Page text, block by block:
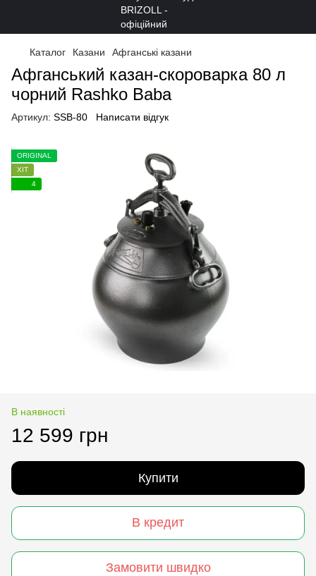
Каталог Казани Афганські казани
Афганський казан-скороварка 80 л
чорний Rashko Baba
Артикул: SSB-80 Написати відгук
ORIGINAL
ХІТ
4
В наявності
12 599 грн
Купити
В кредит
Замовити швидко